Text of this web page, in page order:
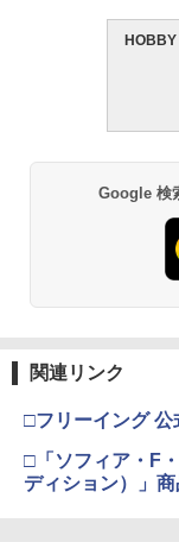
Google 検
関連リンク
□フリーイング 公
□「ソフィア・F
ディション）」